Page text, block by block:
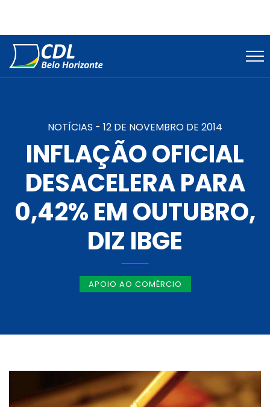
NOTÍCIAS - 12 DE NOVEMBRO DE 2014
INFLAÇÃO OFICIAL
DESACELERA PARA
0,42% EM OUTUBRO,
DIZ IBGE
APOIO AO COMÉRCIO